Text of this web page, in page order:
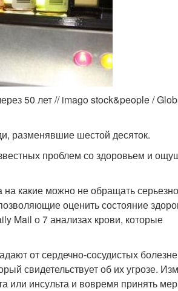
50 лет // imago stock&people /
разменявшие шестой десяток.
проблем со здоровьем и
какие можно не обращать
оценить состояние
Mail о 7 анализах крови, которые
от сердечно-сосудистых
свидетельствует об их угрозе.
или инсульта и вовремя принять